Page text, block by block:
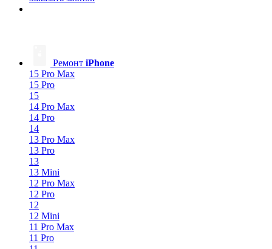
Ремонт iPhone
15 Pro Max
15 Pro
15
14 Pro Max
14 Pro
14
13 Pro Max
13 Pro
13
13 Mini
12 Pro Max
12 Pro
12
12 Mini
11 Pro Max
11 Pro